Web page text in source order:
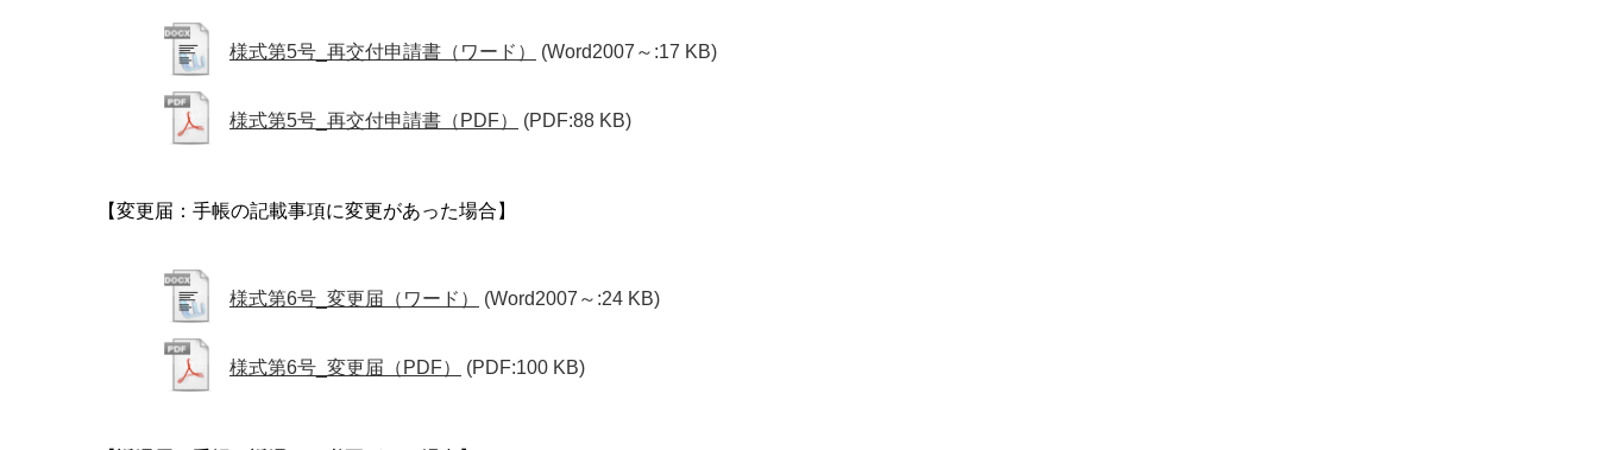
様式第5号_再交付申請書（ワード） (Word2007～:17 KB)
様式第5号_再交付申請書（PDF） (PDF:88 KB)
【変更届：手帳の記載事項に変更があった場合】
様式第6号_変更届（ワード） (Word2007～:24 KB)
様式第6号_変更届（PDF） (PDF:100 KB)